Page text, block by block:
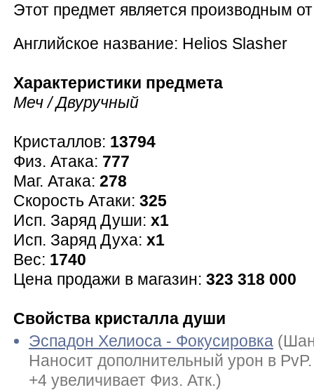
Этот предмет является производным
Английское название: Helios Slasher
Характеристики предмета
Меч / Двуручный
Кристаллов: 13794
Физ. Атака: 777
Маг. Атака: 278
Скорость Атаки: 325
Исп. Заряд Души: x1
Исп. Заряд Духа: x1
Вес: 1740
Цена продажи в магазин: 323 318 000
Свойства кристалла души
Эспадон Хелиоса - Фокусировка
Наносит дополнительный урон в
+4 увеличивает Физ. Атк.)